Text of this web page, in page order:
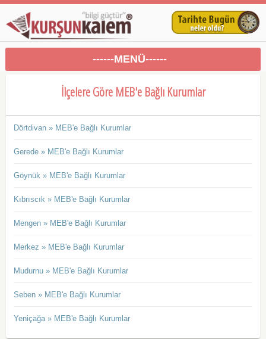
------MENÜ------
İlçelere Göre MEB'e Bağlı Kurumlar
Dörtdivan » MEB'e Bağlı Kurumlar
Gerede » MEB'e Bağlı Kurumlar
Göynük » MEB'e Bağlı Kurumlar
Kıbrıscık » MEB'e Bağlı Kurumlar
Mengen » MEB'e Bağlı Kurumlar
Merkez » MEB'e Bağlı Kurumlar
Mudurnu » MEB'e Bağlı Kurumlar
Seben » MEB'e Bağlı Kurumlar
Yeniçağa » MEB'e Bağlı Kurumlar